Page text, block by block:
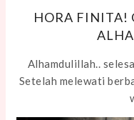
HORA FINITA!
Alhamdulillah..
Setelah melewati